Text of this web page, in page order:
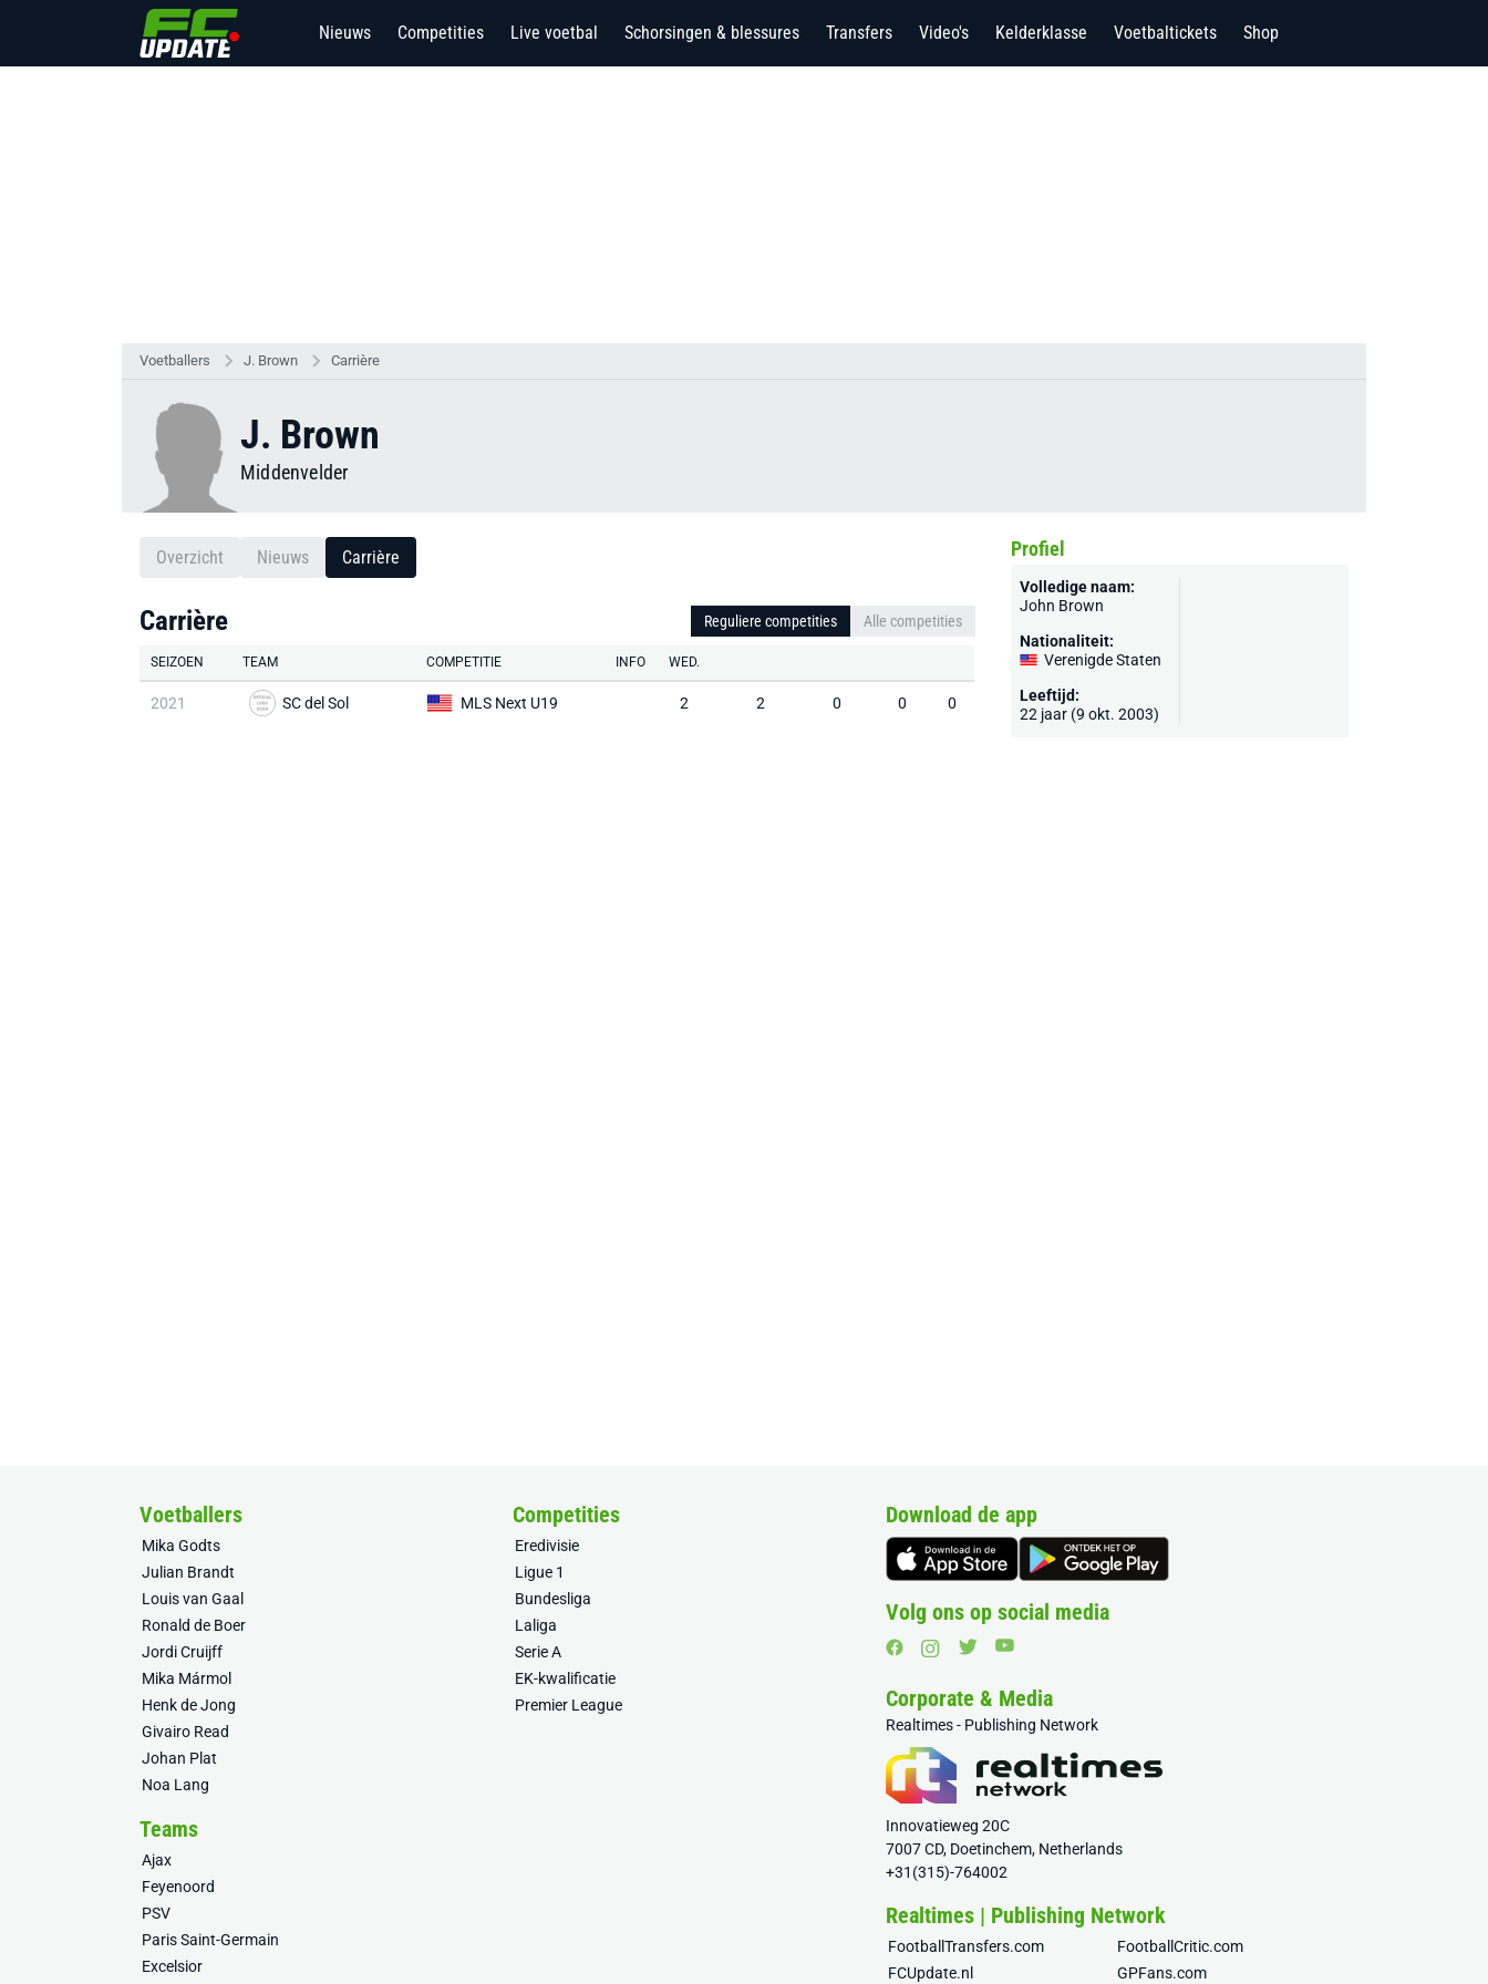
Nieuws Competities Live voetbal Schorsingen & blessures Transfers Video's Kelderklasse Voetbaltickets Shop
Voetballers J. Brown Carrière
J. Brown
Middenvelder
Overzicht Nieuws Carrière
Carrière Reguliere competities Alle competities
SEIZOEN TEAM COMPETITIE INFO WED.
2021 SC del Sol MLS Next U19 2 2 0 0 0
Profiel
Volledige naam:
John Brown
Nationaliteit:
Verenigde Staten
Leeftijd:
22 jaar (9 okt. 2003)
Voetballers
Mika Godts
Julian Brandt
Louis van Gaal
Ronald de Boer
Jordi Cruijff
Mika Mármol
Henk de Jong
Givairo Read
Johan Plat
Noa Lang
Competities
Eredivisie
Ligue 1
Bundesliga
Laliga
Serie A
EK-kwalificatie
Premier League
Teams
Ajax
Feyenoord
PSV
Paris Saint-Germain
Excelsior
Download de app
Volg ons op social media
Corporate & Media
Realtimes - Publishing Network
Innovatieweg 20C
7007 CD, Doetinchem, Netherlands
+31(315)-764002
Realtimes | Publishing Network
FootballTransfers.com
FootballCritic.com
FCUpdate.nl
GPFans.com